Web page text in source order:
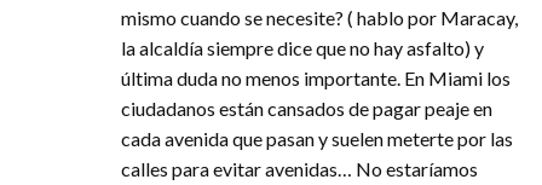
mismo cuando se necesite? ( hablo por Maracay,
la alcaldía siempre dice que no hay asfalto) y
última duda no menos importante. En Miami los
ciudadanos están cansados de pagar peaje en
cada avenida que pasan y suelen meterte por las
calles para evitar avenidas… No estaríamos